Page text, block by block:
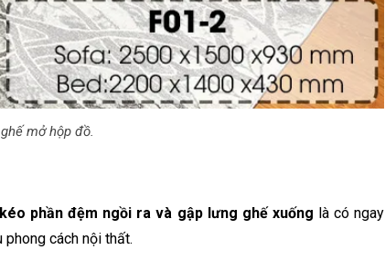
mở hộp đồ.
kéo phần đệm ngồi ra và gập lưng ghế xuống là có ngay
cách nội thất.